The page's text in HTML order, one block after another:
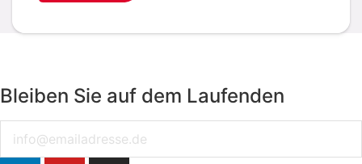
Bleiben Sie auf dem Laufenden